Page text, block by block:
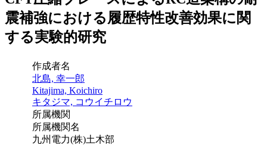
震補強における履歴特性改善効果に関
する実験的研究
作成者名
北島, 幸一郎
Kitajima, Koichiro
キタジマ, コウイチロウ
所属機関
所属機関名
九州電力(株)土木部